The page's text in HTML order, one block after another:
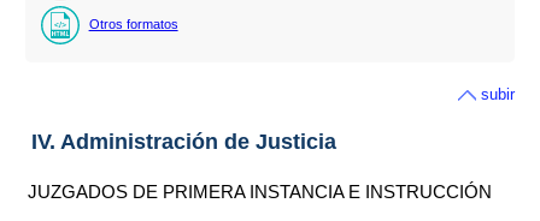
Otros formatos
subir
IV. Administración de Justicia
JUZGADOS DE PRIMERA INSTANCIA E INSTRUCCIÓN